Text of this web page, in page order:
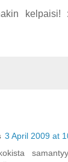
kelpaisi!
3 April 2009 at